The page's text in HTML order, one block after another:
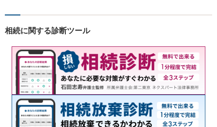
相談ください。
相続に関する診断ツール